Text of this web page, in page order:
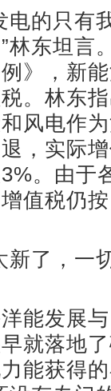
的只有
林东坦言
》，新
。林东
风电作
，实际
。由于
值税仍
了，一
发展与
就落地
能获得